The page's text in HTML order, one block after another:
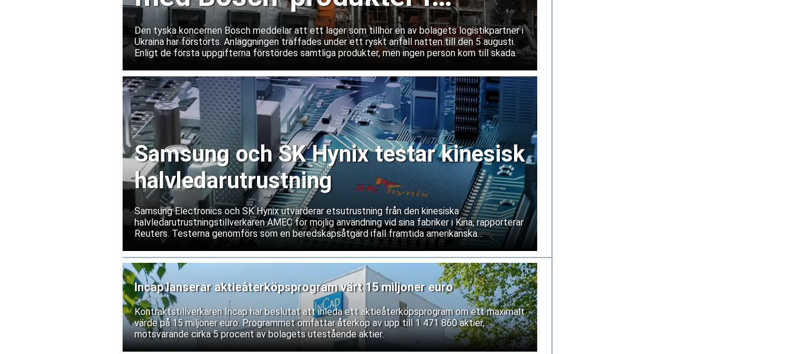
Ukraina
Den tyska koncernen Bosch meddelar att ett lager som tillhör en av bolagets logistikpartner i
Ukraina har förstörts. Anläggningen träffades under ett ryskt anfall natten till den 5 augusti.
Enligt de första uppgifterna förstördes samtliga produkter, men ingen person kom till skada.
Samsung och SK Hynix testar kinesisk
halvledarutrustning
Samsung Electronics och SK Hynix utvärderar etsutrustning från den kinesiska
halvledarutrustningstillverkaren AMEC för möjlig användning vid sina fabriker i Kina, rapporterar
Reuters. Testerna genomförs som en beredskapsåtgärd ifall framtida amerikanska
exportrestriktioner skulle försvåra service och underhåll av västerländsk utrustning. Båda
bolagen tillbakavisar dock uppgifterna.
Incap lanserar aktieåterköpsprogram värt 15 miljoner euro
Kontraktstillverkaren Incap har beslutat att inleda ett aktieåterköpsprogram om ett maximalt
värde på 15 miljoner euro. Programmet omfattar återköp av upp till 1 471 860 aktier,
motsvarande cirka 5 procent av bolagets utestående aktier.